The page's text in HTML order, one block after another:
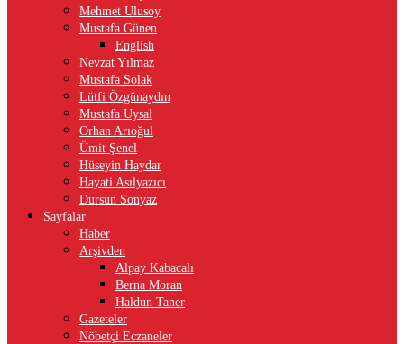
Mehmet Ulusoy
Mustafa Günen
English
Nevzat Yılmaz
Mustafa Solak
Lütfi Özgünaydın
Mustafa Uysal
Orhan Arıoğul
Ümit Şenel
Hüseyin Haydar
Hayati Asılyazıcı
Dursun Sonyaz
Sayfalar
Haber
Arşivden
Alpay Kabacalı
Berna Moran
Haldun Taner
Gazeteler
Nöbetçi Eczaneler